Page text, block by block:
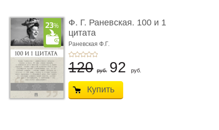
Ф. Г. Раневская. 100 и 1
цитата
Раневская Ф.Г.
120 руб. 92 руб.
Купить